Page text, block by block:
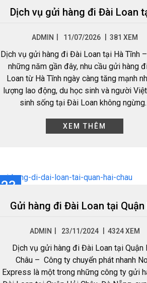
TH7
ADMIN 11/07/2026 381 XEM
Dịch vụ gửi hàng đi Đài Loan tại Hà Tĩnh
những năm gần đây, nhu cầu gửi hàng
Loan từ Hà Tĩnh ngày càng tăng mạnh
lượng lao động, du học sinh và người
sinh sống tại Đài Loan không
XEM THÊM
23
TH11
ADMIN 23/11/2024 | 4324 XEM
Dịch vụ gửi hàng đi Đài Loan tại Quận
Châu – Công ty chuyển phát nhanh
Express là một trong những công ty gửi